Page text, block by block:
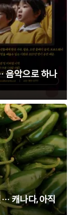
음악으로 하나
… 캐나다, 아직